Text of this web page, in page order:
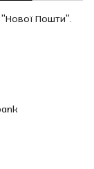
Пошти".